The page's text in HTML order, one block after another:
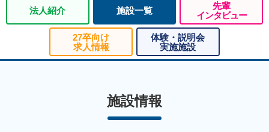
法人紹介 施設一覧
先輩
インタビュー
27卒向け
求人情報
体験・説明会
実施施設
施設情報